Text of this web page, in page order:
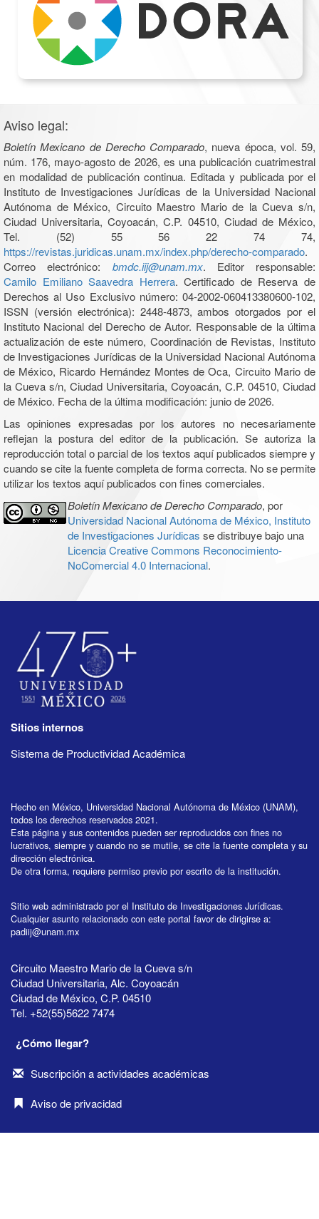
Aviso legal:
Boletín Mexicano de Derecho Comparado, nueva época, vol. 59,
núm. 176, mayo-agosto de 2026, es una publicación cuatrimestral
en modalidad de publicación continua. Editada y publicada por el
Instituto de Investigaciones Jurídicas de la Universidad Nacional
Autónoma de México, Circuito Maestro Mario de la Cueva s/n,
Ciudad Universitaria, Coyoacán, C.P. 04510, Ciudad de México,
Tel. (52) 55 56 22 74 74,
https://revistas.juridicas.unam.mx/index.php/derecho-comparado.
Correo electrónico: bmdc.iij@unam.mx. Editor responsable:
Camilo Emiliano Saavedra Herrera. Certificado de Reserva de
Derechos al Uso Exclusivo número: 04-2002-060413380600-102,
ISSN (versión electrónica): 2448-4873, ambos otorgados por el
Instituto Nacional del Derecho de Autor. Responsable de la última
actualización de este número, Coordinación de Revistas, Instituto
de Investigaciones Jurídicas de la Universidad Nacional Autónoma
de México, Ricardo Hernández Montes de Oca, Circuito Mario de
la Cueva s/n, Ciudad Universitaria, Coyoacán, C.P. 04510, Ciudad
de México. Fecha de la última modificación: junio de 2026.
Las opiniones expresadas por los autores no necesariamente
reflejan la postura del editor de la publicación. Se autoriza la
reproducción total o parcial de los textos aquí publicados siempre y
cuando se cite la fuente completa de forma correcta. No se permite
utilizar los textos aquí publicados con fines comerciales.
Boletín Mexicano de Derecho Comparado, por
Universidad Nacional Autónoma de México, Instituto
de Investigaciones Jurídicas se distribuye bajo una
Licencia Creative Commons Reconocimiento-
NoComercial 4.0 Internacional.
Sitios internos
Sistema de Productividad Académica
Hecho en México, Universidad Nacional Autónoma de México (UNAM),
todos los derechos reservados 2021.
Esta página y sus contenidos pueden ser reproducidos con fines no
lucrativos, siempre y cuando no se mutile, se cite la fuente completa y su
dirección electrónica.
De otra forma, requiere permiso previo por escrito de la institución.
Sitio web administrado por el Instituto de Investigaciones Jurídicas.
Cualquier asunto relacionado con este portal favor de dirigirse a:
padiij@unam.mx
Circuito Maestro Mario de la Cueva s/n
Ciudad Universitaria, Alc. Coyoacán
Ciudad de México, C.P. 04510
Tel. +52(55)5622 7474
¿Cómo llegar?
Suscripción a actividades académicas
Aviso de privacidad